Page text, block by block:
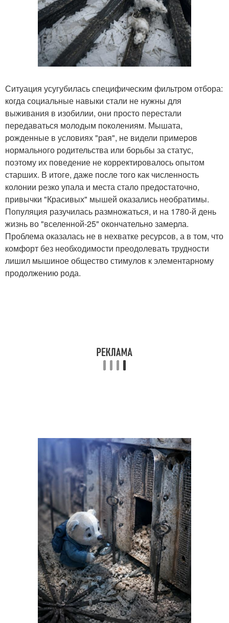
Ситуация усугубилась специфическим фильтром отбора:
когда социальные навыки стали не нужны для
выживания в изобилии, они просто перестали
передаваться молодым поколениям. Мышата,
рожденные в условиях "рая", не видели примеров
нормального родительства или борьбы за статус,
поэтому их поведение не корректировалось опытом
старших. В итоге, даже после того как численность
колонии резко упала и места стало предостаточно,
привычки "Красивых" мышей оказались необратимы.
Популяция разучилась размножаться, и на 1780-й день
жизнь во "вселенной-25" окончательно замерла.
Проблема оказалась не в нехватке ресурсов, а в том, что
комфорт без необходимости преодолевать трудности
лишил мышиное общество стимулов к элементарному
продолжению рода.